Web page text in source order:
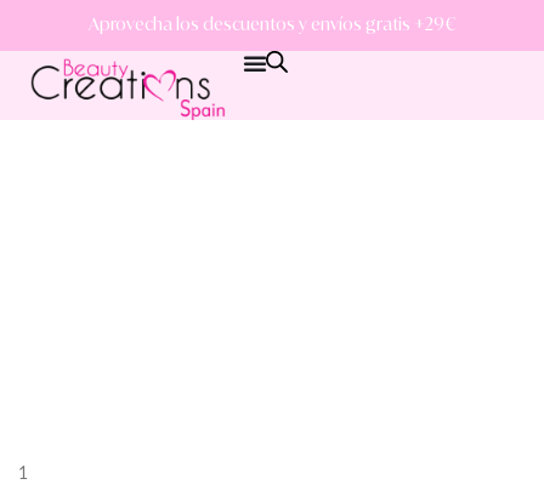
Aprovecha los descuentos y envíos gratis +29€
1